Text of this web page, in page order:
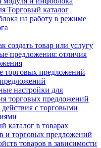
Торговый каталог
на работу в режиме
создать товар или услугу
предложения: отличия
торговых предложений
настройки для
торговых предложений
с торговыми
каталог в товарах
и торговых предложений
товаров в зависимости